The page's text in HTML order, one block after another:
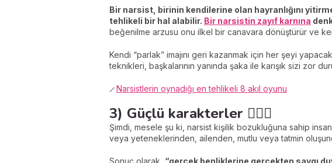
Bir narsist, birinin kendilerine olan hayranlığını
tehlikeli bir hal alabilir. Bir narsistin zayıf karnına
beğenilme arzusu onu ilkel bir canavara dönüştürür ve
Kendi “parlak” imajını geri kazanmak için her şeyi
teknikleri, başkalarının yanında şaka ile karışık sizi zor
🔗 Narsistlerin oynadığı en tehlikeli 8 akıl oyunu
3) Güçlü karakterler 🦸🏻‍♀️
Şimdi, mesele şu ki, narsist kişilik bozukluğuna sahip
veya yeteneklerinden, ailenden, mutlu veya tatmin